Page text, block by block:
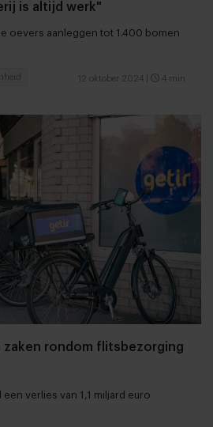
is altijd werk"
oevers aanleggen tot 1.400 bomen
12 oktober 2024 4 min
zaken rondom flitsbezorging
verlies van 1,1 miljard euro